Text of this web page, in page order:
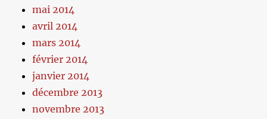
mai 2014
avril 2014
mars 2014
février 2014
janvier 2014
décembre 2013
novembre 2013